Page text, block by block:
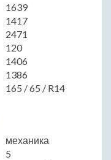
1639
1417
2471
120
1406
1386
165 / 65 / R14
механика
5